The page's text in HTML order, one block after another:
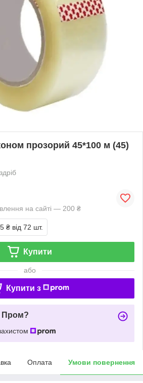
прозорий 45*100 м (45)
на сайті — 200 ₴
₴ від 72 шт.
Купити
або
Купити з
Пром?
Оплата Умови повернення